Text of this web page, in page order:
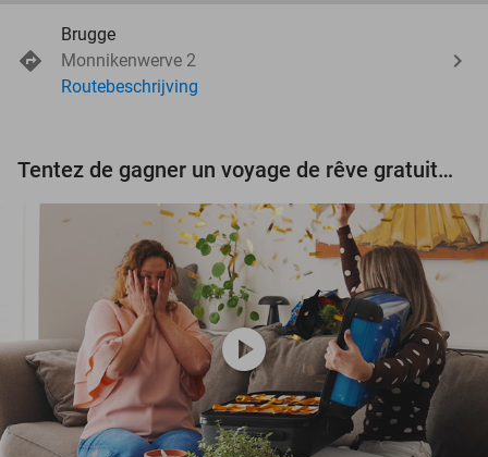
Brugge
Monnikenwerve 2
Routebeschrijving
Tentez de gagner un voyage de rêve gratuit d'une valeur de 3.000 € !
play_circle